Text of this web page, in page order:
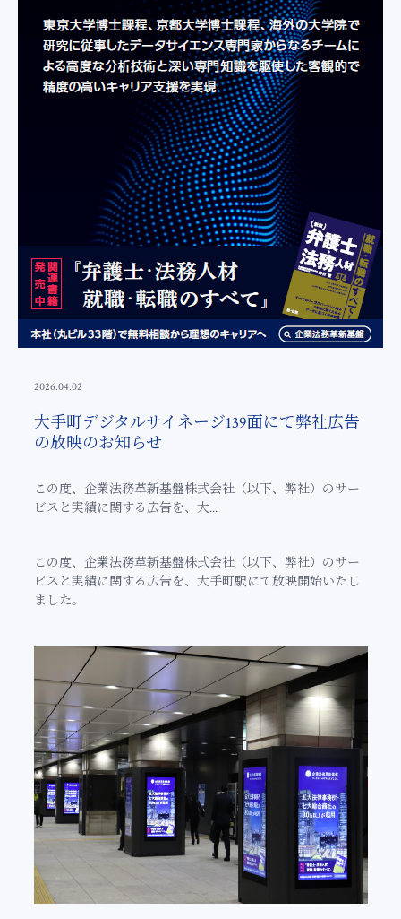
大手町デジタルサイネージ139面にて弊社広告
の放映のお知らせ
2026.04.02
この度、企業法務革新基盤株式会社（以下、弊社）のサー
ビスと実績に関する広告を、大...
この度、企業法務革新基盤株式会社（以下、弊社）のサー
ビスと実績に関する広告を、大手町駅にて放映開始いたし
ました。